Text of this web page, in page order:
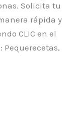
Solicita tu
rápida y
CLIC en el
Pequerecetas,